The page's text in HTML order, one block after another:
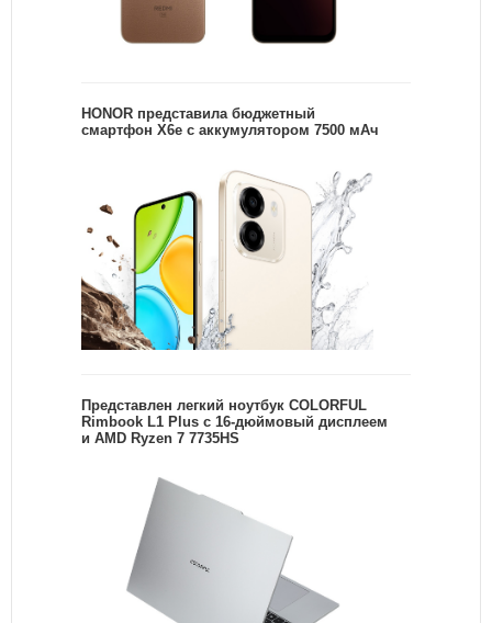
HONOR представила бюджетный
смартфон X6e с аккумулятором 7500 мАч
Представлен легкий ноутбук COLORFUL
Rimbook L1 Plus с 16-дюймовый дисплеем
и AMD Ryzen 7 7735HS